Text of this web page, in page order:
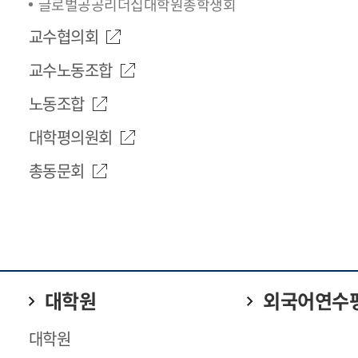
글로벌공공리더십대학원총학생회
교수협의회
교수노동조합
노동조합
대학평의원회
총동문회
대학원
대학원
외국어연수